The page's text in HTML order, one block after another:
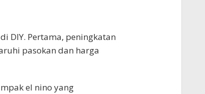
DIY. Pertama, peningkatan
pasokan dan harga
el nino yang